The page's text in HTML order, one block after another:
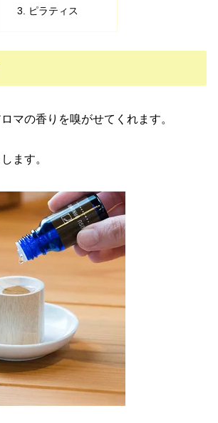
ピラティス
マの香りを嗅がせてくれます。
ます。